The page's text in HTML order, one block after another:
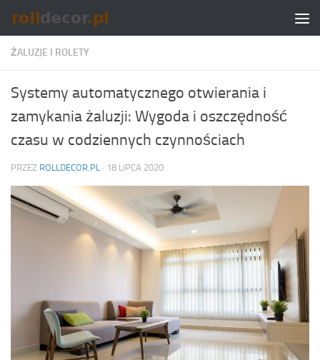
Skip to content
ŻALUZJE I ROLETY
Systemy automatycznego otwierania i
zamykania żaluzji: Wygoda i oszczędność
czasu w codziennych czynnościach
PRZEZ ROLLDECOR.PL · 18 LIPCA 2020